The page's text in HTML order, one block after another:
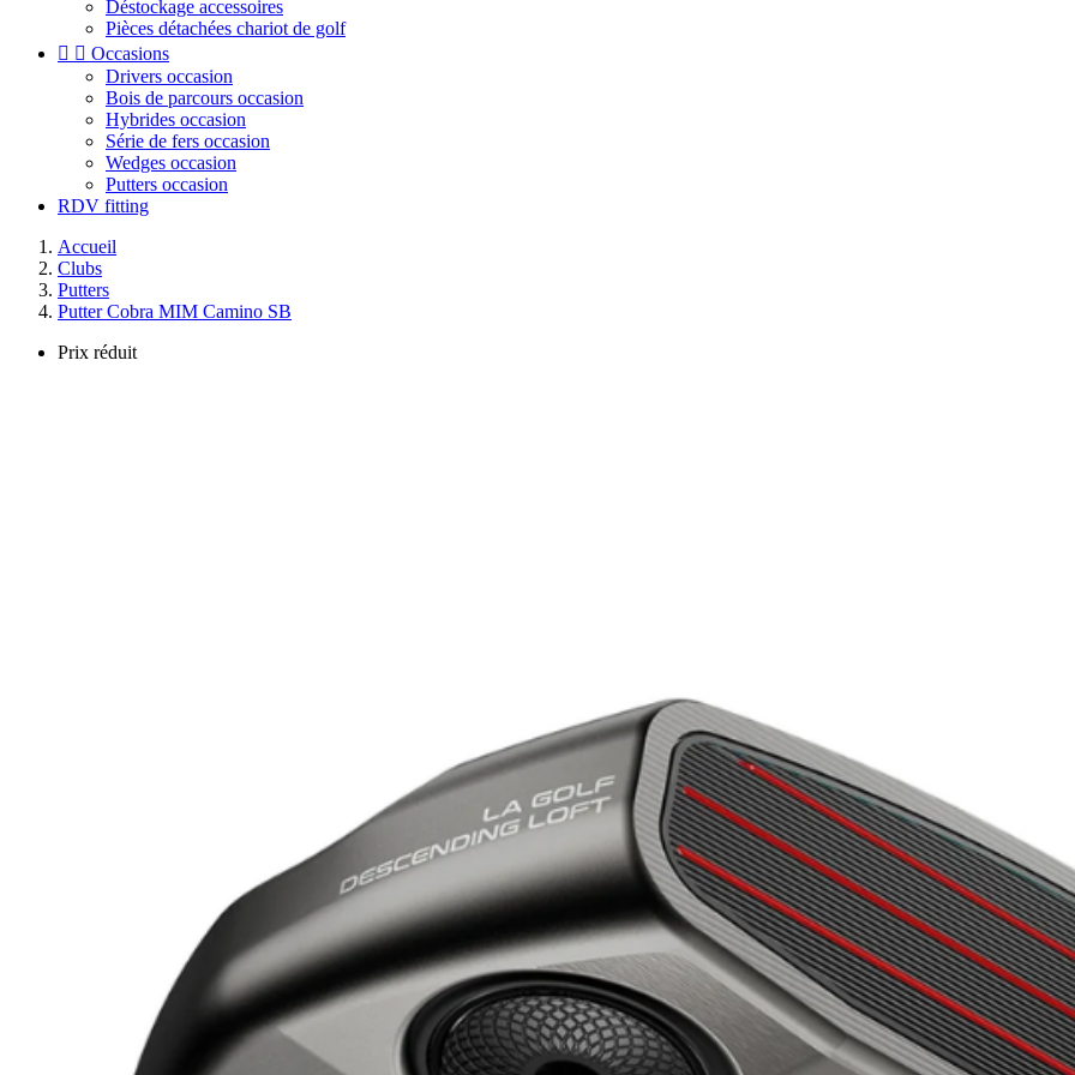
Déstockage accessoires
Pièces détachées chariot de golf
  Occasions
Drivers occasion
Bois de parcours occasion
Hybrides occasion
Série de fers occasion
Wedges occasion
Putters occasion
RDV fitting
Accueil
Clubs
Putters
Putter Cobra MIM Camino SB
Prix réduit